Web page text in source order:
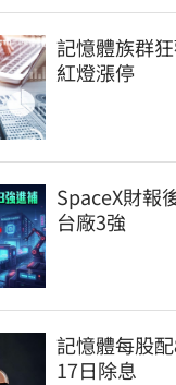
記憶體族群
紅燈漲停
SpaceX財報
台廠3強
記憶體每股
17日除息